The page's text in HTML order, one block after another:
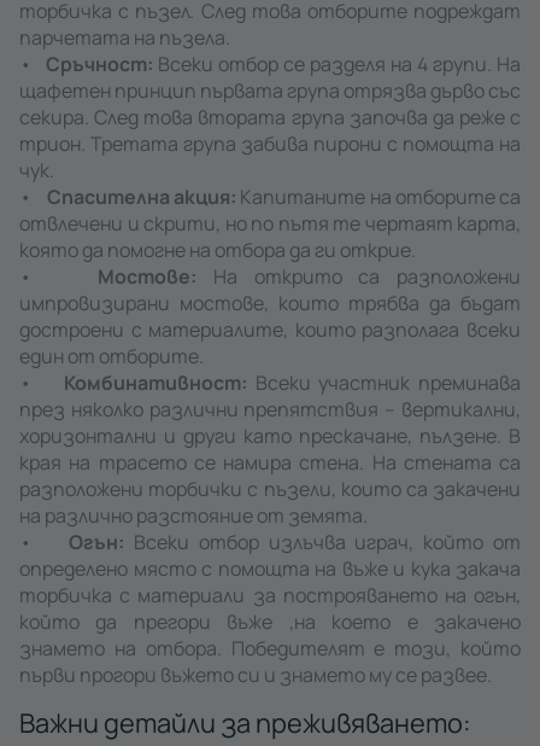
торбичка с пъзел. След това отборите подреждат
парчетата на пъзела.
• Сръчност: Всеки отбор се разделя на 4 групи. На
щафетен принцип първата група отрязва дърво със
секира. След това втората група започва да реже с
трион. Третата група забива пирони с помощта на
чук.
• Спасителна акция: Капитаните на отборите са
отвлечени и скрити, но по пътя те чертаят карта,
която да помогне на отбора да ги открие.
•
Мостове: На открито са разположени
импровизирани мостове, които трябва да бъдат
достроени с материалите, които разполага всеки
един от отборите.
• Комбинативност: Всеки участник преминава
през няколко различни препятствия – вертикални,
хоризонтални и други като прескачане, пълзене. В
края на трасето се намира стена. На стената са
разположени торбички с пъзели, които са закачени
на различно разстояние от земята.
•Огън: Всеки отбор излъчва играч, който от
определено място с помощта на въже и кука закача
торбичка с материали за построяването на огън,
който да прегори въже ,на което е закачено
знамето на отбора. Победителят е този, който
първи прогори въжето си и знамето му се развее.
Важни детайли за преживяването: